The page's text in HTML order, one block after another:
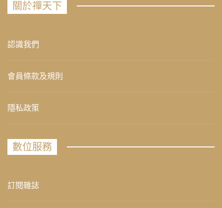
關於禪天下
認識我們
會員條款及規則
隱私政策
數位服務
訂閱雜誌